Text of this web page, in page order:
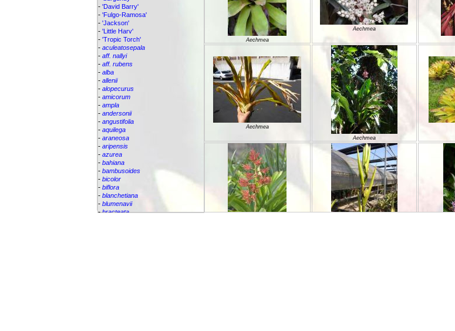
- 'David Barry'
- 'Fulgo-Ramosa'
- 'Jackson'
- 'Little Harv'
- 'Tropic Torch'
- aculeatosepala
- aff. nallyi
- aff. rubens
- alba
- allenii
- alopecurus
- amicorum
- ampla
- andersonii
- angustifolia
- aquilega
- araneosa
- aripensis
- azurea
- bahiana
- bambusoides
- bicolor
- biflora
- blanchetiana
- blumenavii
-bracteata
Aechmea
Aechmea
Aechmea
Aechmea